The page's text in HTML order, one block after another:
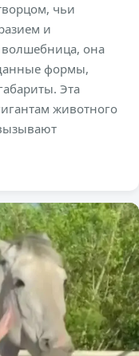
чьи
и
она
формы,
Эта
животного